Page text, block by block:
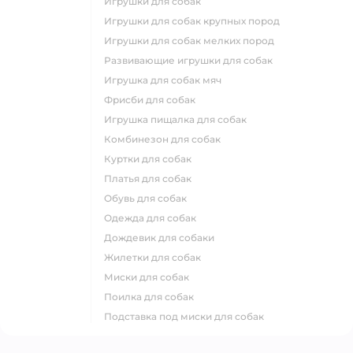
игрушки для собак крупных пород
игрушки для собак мелких пород
развивающие игрушки для собак
игрушка для собак мяч
фрисби для собак
игрушка пищалка для собак
комбинезон для собак
куртки для собак
платья для собак
обувь для собак
одежда для собак
дождевик для собаки
жилетки для собак
миски для собак
поилка для собак
подставка под миски для собак